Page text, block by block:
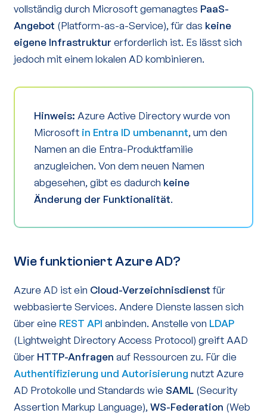
vollständig durch Microsoft gemanagtes PaaS-
Angebot (Platform-as-a-Service), für das keine
eigene Infrastruktur erforderlich ist. Es lässt sich
jedoch mit einem lokalen AD kombinieren.
Hinweis: Azure Active Directory wurde von
Microsoft in Entra ID umbenannt, um den
Namen an die Entra-Produktfamilie
anzugleichen. Von dem neuen Namen
abgesehen, gibt es dadurch keine
Änderung der Funktionalität.
Wie funktioniert Azure AD?
Azure AD ist ein Cloud-Verzeichnisdienstfür
webbasierte Services. Andere Dienste lassen sich
über eine REST API anbinden. Anstelle von LDAP
(Lightweight Directory Access Protocol) greift AAD
über HTTP-Anfragen auf Ressourcen zu. Für die
Authentifizierung und Autorisierung nutzt Azure
AD Protokolle und Standards wie SAML (Security
Assertion Markup Language), WS-Federation (Web